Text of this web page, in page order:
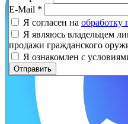
E-Mail *
Я согласен на обработку
Я являюсь владельцем
продажи гражданского
Я ознакомлен с
Отправить